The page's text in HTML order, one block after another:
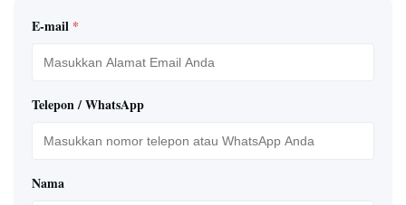
E-mail *
Telepon / WhatsApp
Nama